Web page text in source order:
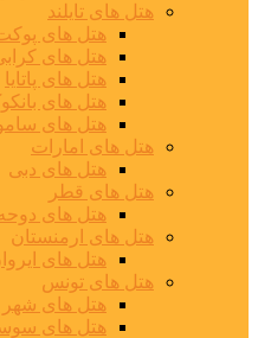
هتل های تایلند
هتل های
هتل های
هتل های پاتایا
هتل های
هتل های
هتل های امارات
هتل های دبی
هتل های قطر
هتل های
هتل های ارمنستان
هتل های
هتل های تونس
هتل های
هتل های